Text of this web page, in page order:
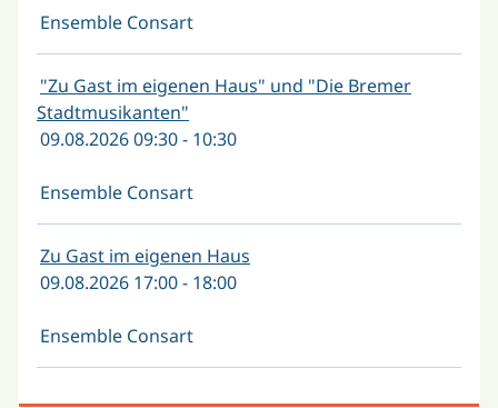
Ensemble Consart
"Zu Gast im eigenen Haus" und "Die Bremer
Stadtmusikanten"
09.08.2026 09:30 - 10:30
Ensemble Consart
Zu Gast im eigenen Haus
09.08.2026 17:00 - 18:00
Ensemble Consart